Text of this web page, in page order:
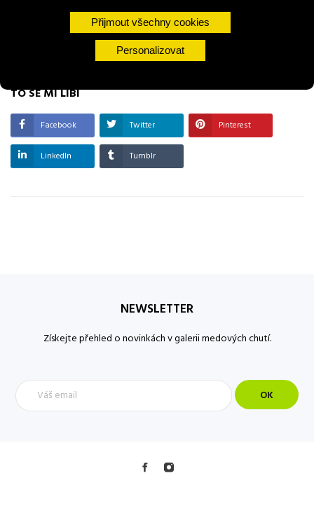
Přijmout všechny cookies
Personalizovat
Přidat do košíku
TO SE MI LÍBÍ
Facebook Twitter Pinterest
LinkedIn Tumblr
NEWSLETTER
Získejte přehled o novinkách v galerii medových chutí.